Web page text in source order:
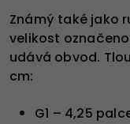
Známý také jako
velikost
udává obvod.
cm:
G1 – 4,25